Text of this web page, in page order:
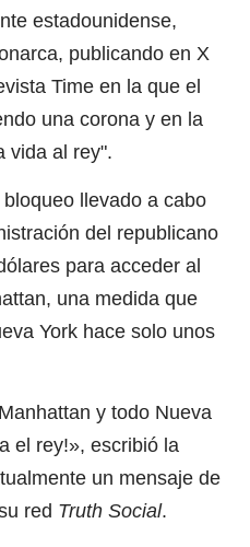
estadounidense,
publicando en X
Time en la que el
una corona y en la
vida al rey".
llevado a cabo
del republicano
para acceder al
una medida que
York hace solo unos
y todo Nueva
el rey!», escribió la
un mensaje de
red Truth Social.